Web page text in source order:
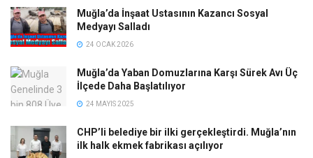
Muğla’da İnşaat Ustasının Kazancı Sosyal
Medyayı Salladı
24 OCAK 2026
Muğla’da Yaban Domuzlarına Karşı Sürek Avı Üç
İlçede Daha Başlatılıyor
24 MAYIS 2025
CHP’li belediye bir ilki gerçekleştirdi. Muğla’nın
ilk halk ekmek fabrikası açılıyor